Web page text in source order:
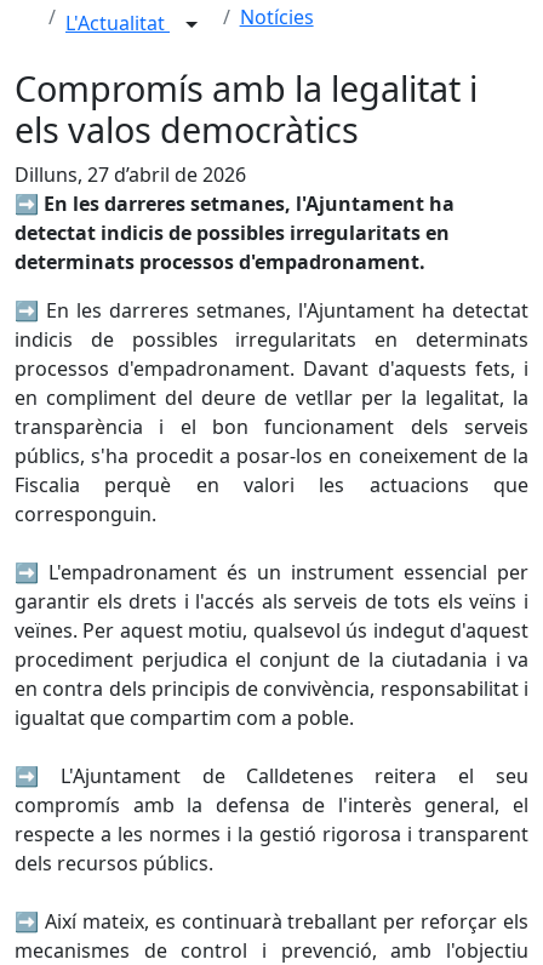
L'Actualitat Notícies
Compromís amb la legalitat i
els valos democràtics
Dilluns, 27 d’abril de 2026
➡️​ En les darreres setmanes, l'Ajuntament ha
detectat indicis de possibles irregularitats en
determinats processos d'empadronament.
➡️​ En les darreres setmanes, l'Ajuntament ha detectat
indicis de possibles irregularitats en determinats
processos d'empadronament. Davant d'aquests fets, i
en compliment del deure de vetllar per la legalitat, la
transparència i el bon funcionament dels serveis
públics, s'ha procedit a posar-los en coneixement de la
Fiscalia perquè en valori les actuacions que
corresponguin.
➡️​ L'empadronament és un instrument essencial per
garantir els drets i l'accés als serveis de tots els veïns i
veïnes. Per aquest motiu, qualsevol ús indegut d'aquest
procediment perjudica el conjunt de la ciutadania i va
en contra dels principis de convivència, responsabilitat i
igualtat que compartim com a poble.
➡️​ L'Ajuntament de Calldetenes reitera el seu
compromís amb la defensa de l'interès general, el
respecte a les normes i la gestió rigorosa i transparent
dels recursos públics.
➡️​ Així mateix, es continuarà treballant per reforçar els
mecanismes de control i prevenció, amb l'objectiu